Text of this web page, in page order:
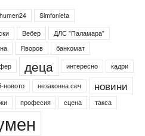
Simfonieta
Вебер
ДЛС "Паламара"
Яворов
банкомат
деца интересно кадри
новото незаконна сеч новини
професия сцена такса